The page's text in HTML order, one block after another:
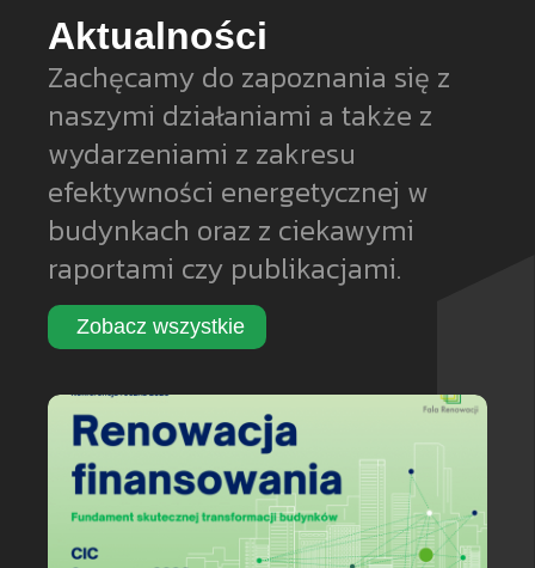
Aktualności
Zachęcamy do zapoznania się z
naszymi działaniami a także z
wydarzeniami z zakresu
efektywności energetycznej w
budynkach oraz z ciekawymi
raportami czy publikacjami.
Zobacz wszystkie